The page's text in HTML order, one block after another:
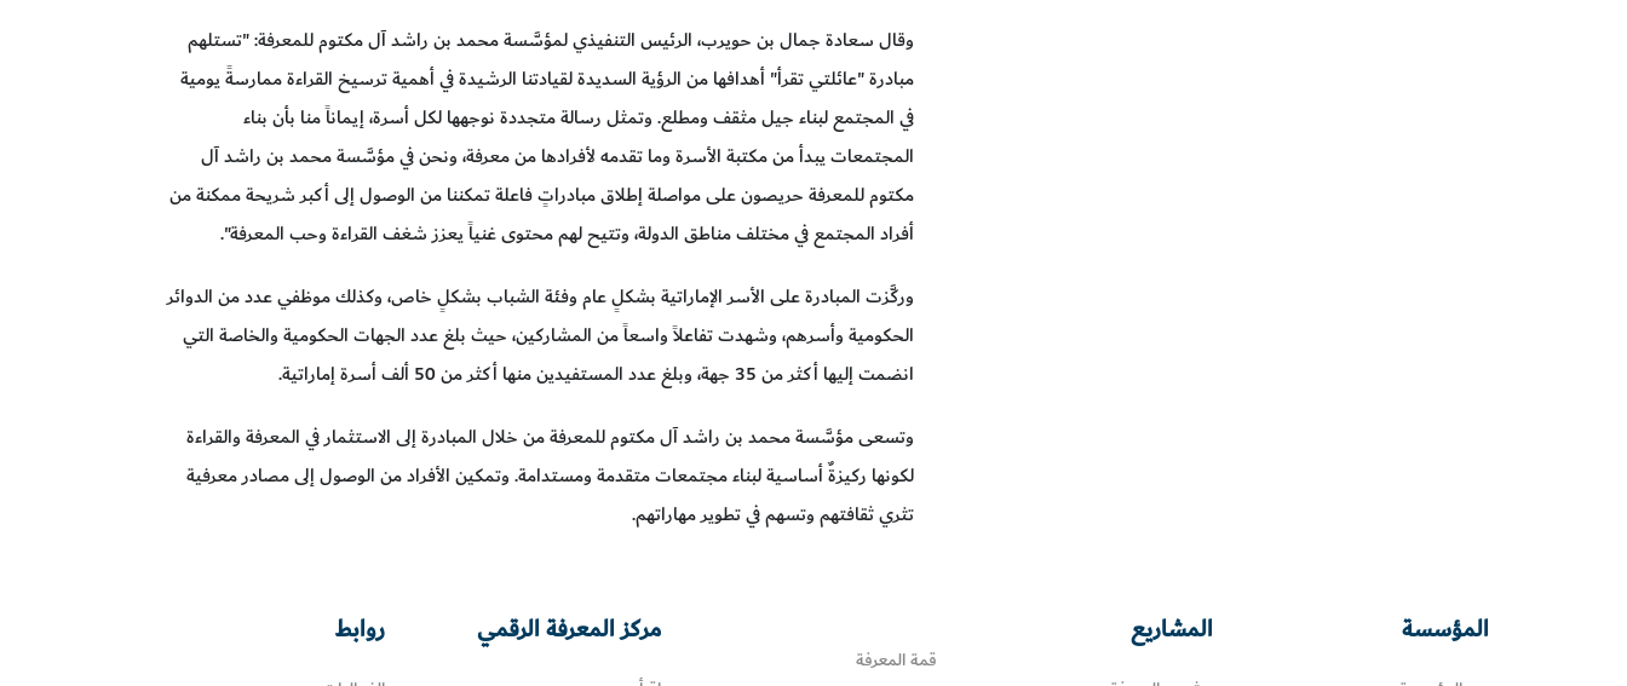
وقال سعادة جمال بن حويرب، الرئيس التنفيذي لمؤسَّسة محمد بن راشد آل مكتوم للمعرفة: "تستلهم
مبادرة "عائلتي تقرأ" أهدافها من الرؤية السديدة لقيادتنا الرشيدة في أهمية ترسيخ القراءة ممارسةً يومية
في المجتمع لبناء جيل مثقف ومطلع. وتمثل رسالة متجددة نوجهها لكل أسرة، إيماناً منا بأن بناء
المجتمعات يبدأ من مكتبة الأسرة وما تقدمه لأفرادها من معرفة، ونحن في مؤسَّسة محمد بن راشد آل
مكتوم للمعرفة حريصون على مواصلة إطلاق مبادراتٍ فاعلة تمكننا من الوصول إلى أكبر شريحة ممكنة من
أفراد المجتمع في مختلف مناطق الدولة، وتتيح لهم محتوى غنياً يعزز شغف القراءة وحب المعرفة".
وركَّزت المبادرة على الأسر الإماراتية بشكلٍ عام وفئة الشباب بشكلٍ خاص، وكذلك موظفي عدد من الدوائر
الحكومية وأسرهم، وشهدت تفاعلاً واسعاً من المشاركين، حيث بلغ عدد الجهات الحكومية والخاصة التي
انضمت إليها أكثر من 35 جهة، وبلغ عدد المستفيدين منها أكثر من 50 ألف أسرة إماراتية.
وتسعى مؤسَّسة محمد بن راشد آل مكتوم للمعرفة من خلال المبادرة إلى الاستثمار في المعرفة والقراءة
لكونها ركيزةٌ أساسية لبناء مجتمعات متقدمة ومستدامة. وتمكين الأفراد من الوصول إلى مصادر معرفية
تثري ثقافتهم وتسهم في تطوير مهاراتهم.
المؤسسة المشاريع
قمة المعرفة
مركز المعرفة الرقمي روابط